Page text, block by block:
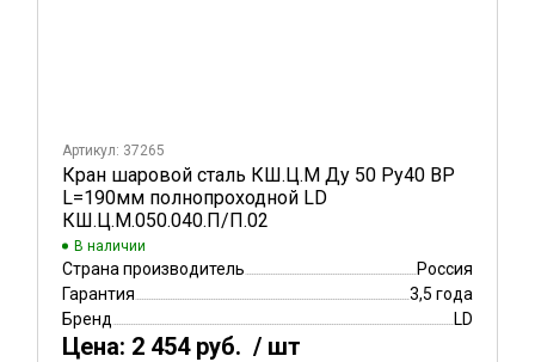
Артикул: 37265
Кран шаровой сталь КШ.Ц.М Ду 50 Ру40 ВР
L=190мм полнопроходной LD
КШ.Ц.М.050.040.П/П.02
В наличии
Страна производитель
Россия
Гарантия
3,5 года
Бренд
LD
Цена: 2 454 руб. / шт